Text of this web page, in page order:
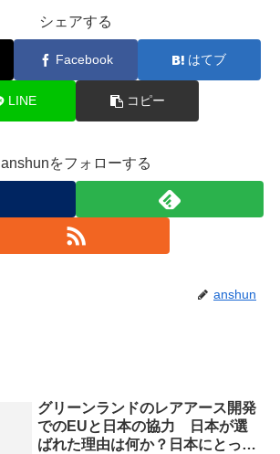
シェアする
Facebook はてブ
LINE コピー
anshunをフォローする
anshun
グリーンランドのレアアース開発
でのEUと日本の協力 日本が選
ばれた理由は何か？日本にとって